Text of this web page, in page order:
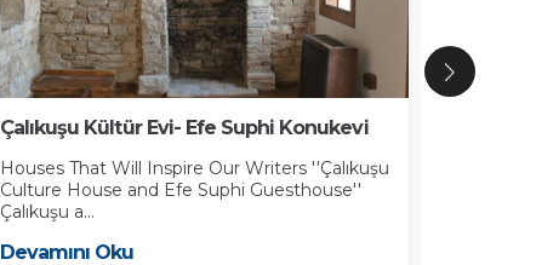
Çalıkuşu Kültür Evi- Efe Suphi Konukevi
Houses That Will Inspire Our Writers ''Çalıkuşu
Culture House and Efe Suphi Guesthouse''
Çalıkuşu a...
Devamını Oku